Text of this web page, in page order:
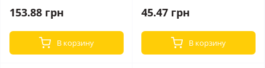
153.88 грн
В корзину
45.47 грн
В корзину